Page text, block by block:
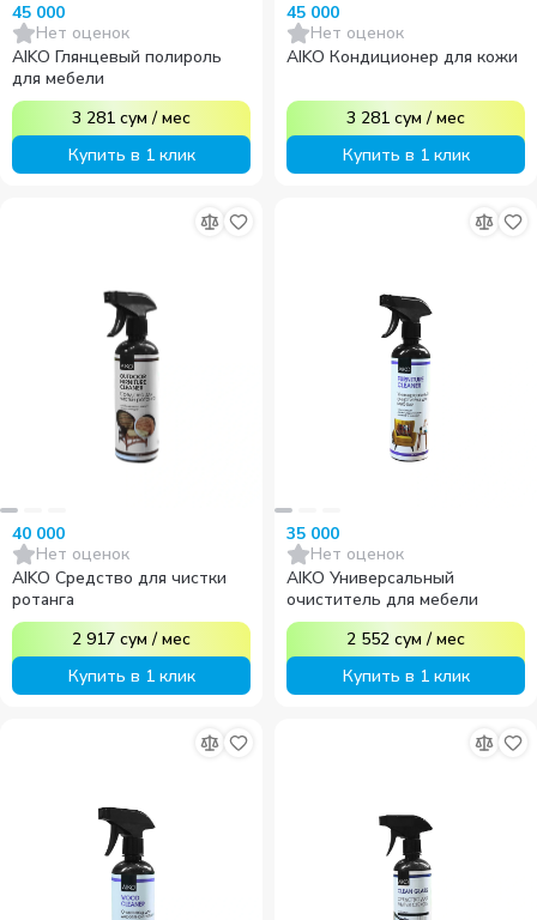
45 000
Нет оценок
AIKO Глянцевый полироль
для мебели
3 281 сум /мес
Купить в 1 клик
45 000
Нет оценок
AIKO Кондиционер для кожи
3 281 сум /мес
Купить в 1 клик
40 000
Нет оценок
AIKO Средство для чистки
ротанга
2 917 сум /мес
Купить в 1 клик
35 000
Нет оценок
AIKO Универсальный
очиститель для мебели
2 552 сум /мес
Купить в 1 клик